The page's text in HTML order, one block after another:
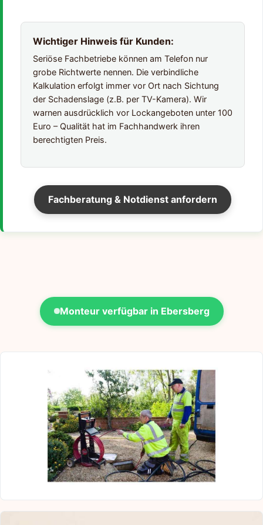
Wichtiger Hinweis für Kunden:
Seriöse Fachbetriebe können am Telefon nur
grobe Richtwerte nennen. Die verbindliche
Kalkulation erfolgt immer vor Ort nach Sichtung
der Schadenslage (z.B. per TV-Kamera). Wir
warnen ausdrücklich vor Lockangeboten unter 100
Euro – Qualität hat im Fachhandwerk ihren
berechtigten Preis.
Fachberatung & Notdienst anfordern
Monteur verfügbar in Ebersberg